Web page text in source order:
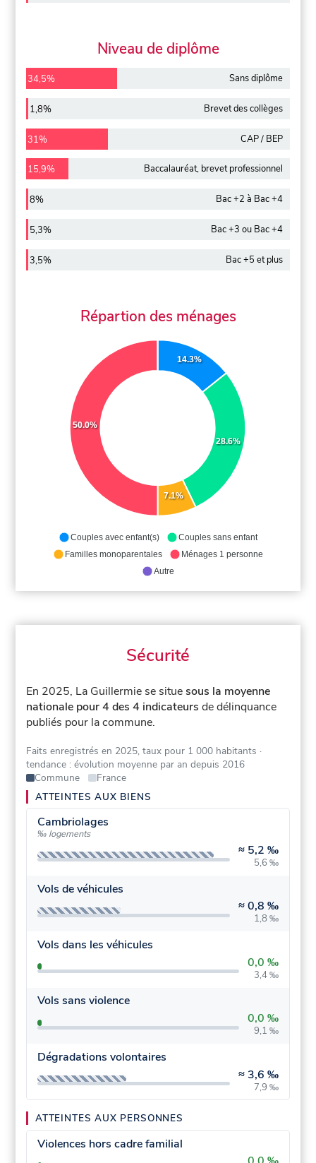
Niveau de diplôme
34,5% Sans diplôme
1,8% Brevet des collèges
31% CAP / BEP
15,9% Baccalauréat, brevet professionnel
8% Bac +2 à Bac +4
5,3% Bac +3 ou Bac +4
3,5% Bac +5 et plus
Répartion des ménages
14.3%
28.6%
7.1%
50.0%
Couples avec enfant(s)
Couples sans enfant
Familles monoparentales
Ménages 1 personne
Autre
Sécurité
En 2025, La Guillermie se situesous la moyenne
nationale pour 4 des 4 indicateurs de délinquance
publiés pour la commune.
Faits enregistrés en 2025, taux pour 1 000 habitants ·
tendance : évolution moyenne par an depuis 2016
Commune
France
ATTEINTES AUX BIENS
Cambriolages
‰ logements
≈ 5,2 ‰
5,6 ‰
Vols de véhicules
≈0,8 ‰
1,8 ‰
Vols dans les véhicules
0,0 ‰
3,4 ‰
Vols sans violence
0,0 ‰
9,1 ‰
Dégradations volontaires
≈ 3,6 ‰
7,9 ‰
ATTEINTES AUX PERSONNES
Violences hors cadre familial